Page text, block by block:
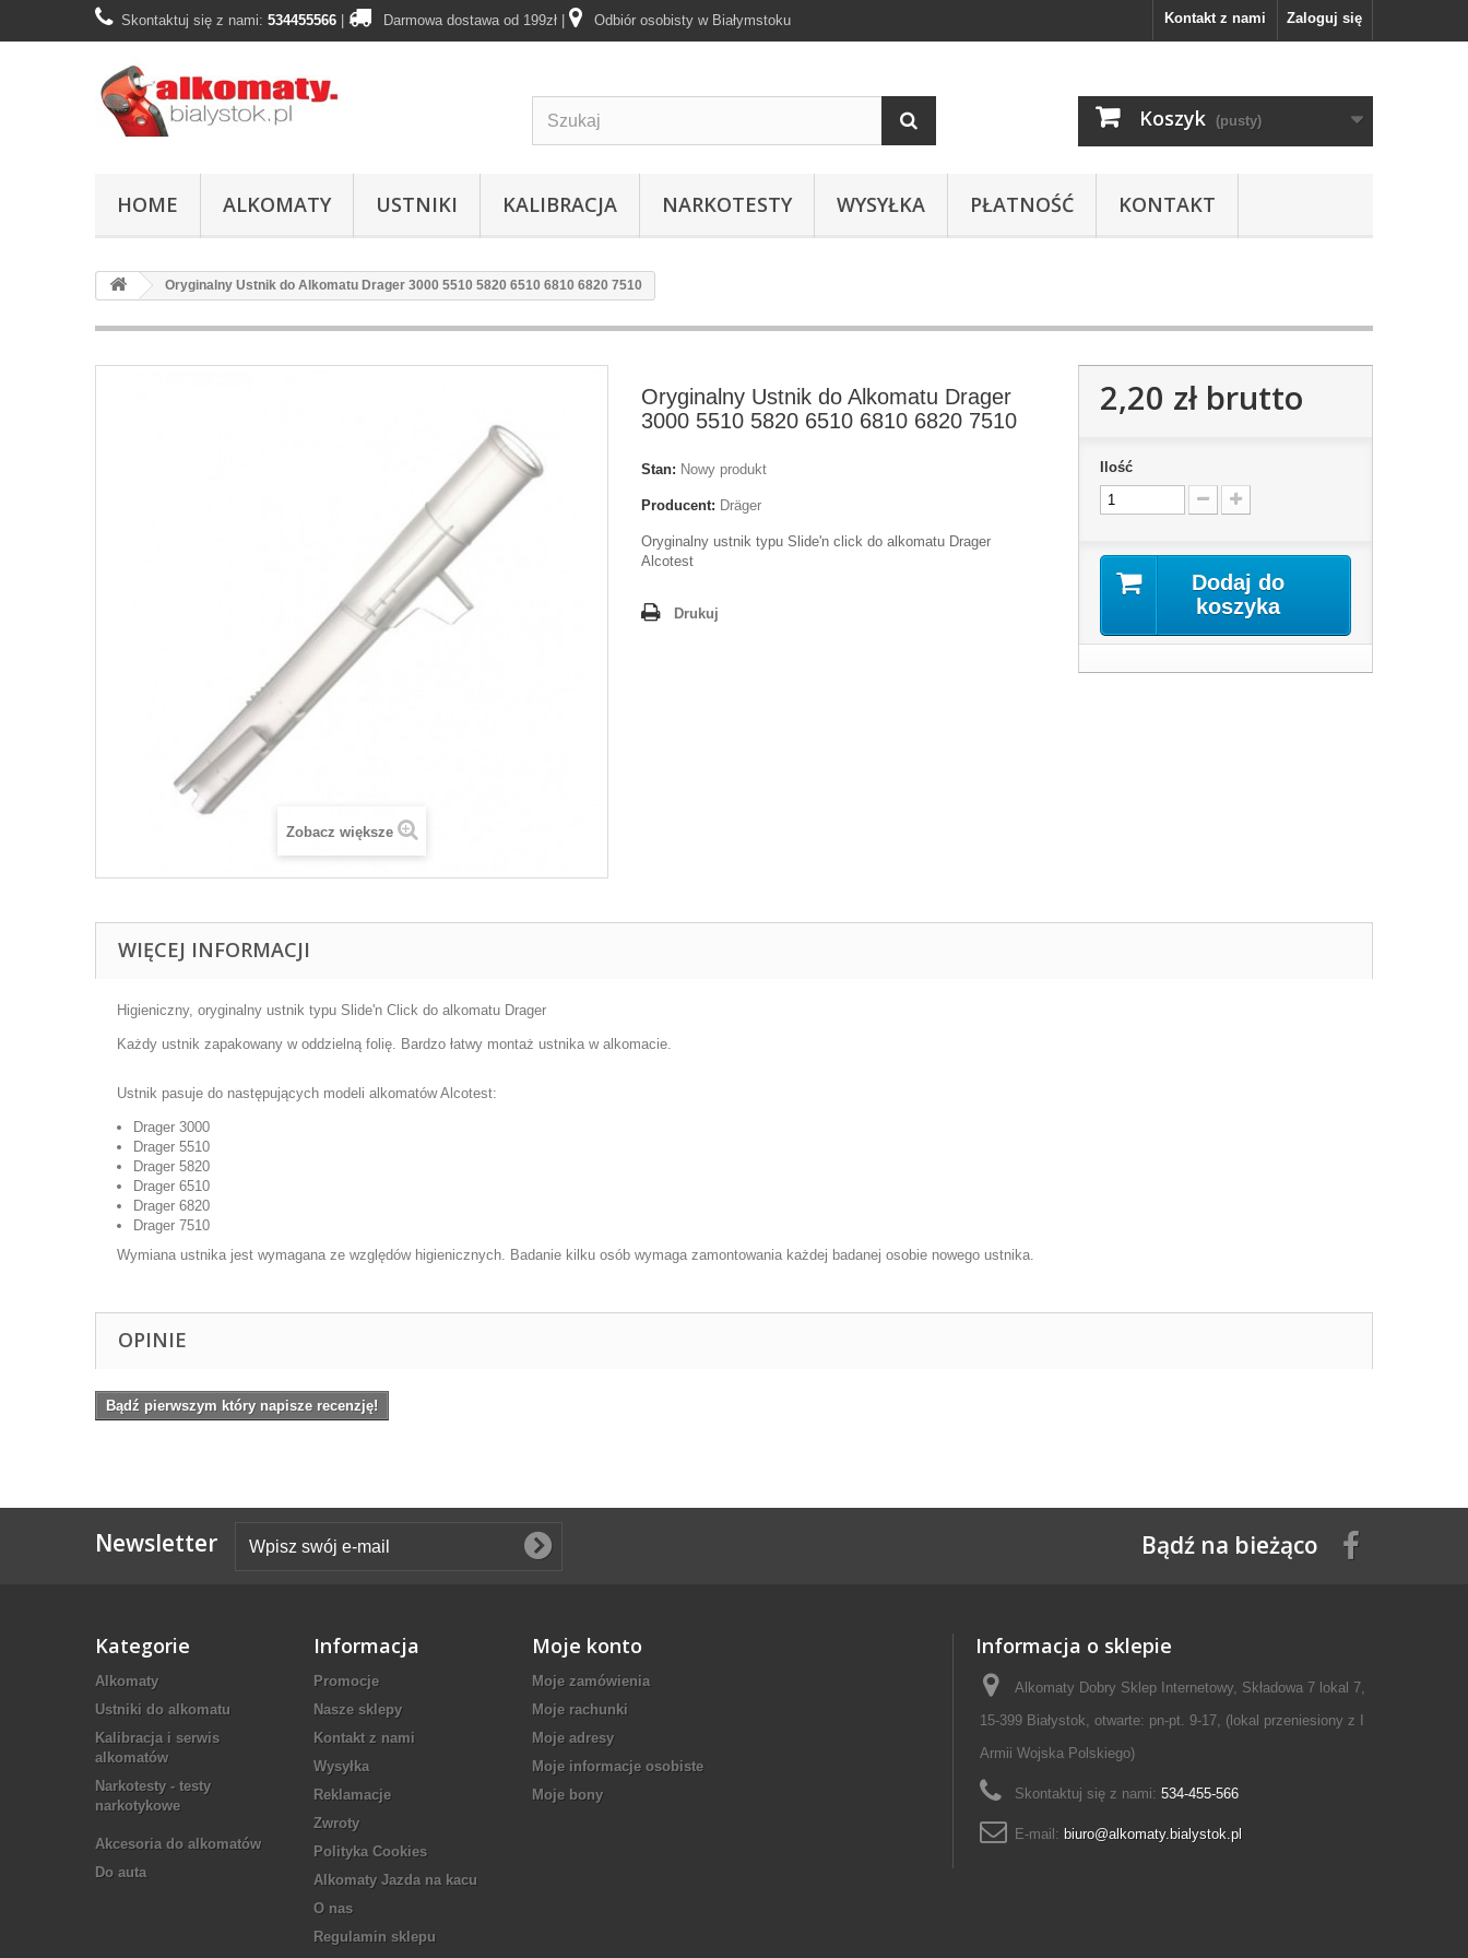
Zaloguj się
Kontakt z nami
Skontaktuj się z nami: 534455566 Darmowa dostawa od 199zł Odbiór osobisty w Białymstoku
Koszyk (pusty)
HOME ALKOMATY USTNIKI KALIBRACJA NARKOTESTY WYSYŁKA PŁATNOŚĆ KONTAKT
Oryginalny Ustnik do Alkomatu Drager 3000 5510 5820 6510 6810 6820 7510
Zobacz większe
Oryginalny Ustnik do Alkomatu Drager
3000 5510 5820 6510 6810 6820 7510
Stan: Nowy produkt
Producent: Dräger
Oryginalny ustnik typu Slide'n click do alkomatu Drager
Alcotest
Drukuj
2,20 złbrutto
Ilość
Dodaj do
koszyka
WIĘCEJ INFORMACJI
Higieniczny, oryginalny ustnik typu Slide'n Click do alkomatu Drager
Każdy ustnik zapakowany w oddzielną folię. Bardzo łatwy montaż ustnika w alkomacie.
Ustnik pasuje do następujących modeli alkomatów Alcotest:
Drager 3000
Drager 5510
Drager 5820
Drager 6510
Drager 6820
Drager 7510
Wymiana ustnika jest wymagana ze względów higienicznych. Badanie kilku osób wymaga zamontowania każdej badanej osobie nowego ustnika.
OPINIE
Bądź pierwszym który napisze recenzję!
Newsletter Bądź na bieżąco
Kategorie
Alkomaty
Ustniki do alkomatu
Kalibracja i serwis
alkomatów
Narkotesty - testy
narkotykowe
Akcesoria do alkomatów
Do auta
Informacja
Promocje
Nasze sklepy
Kontakt z nami
Wysyłka
Reklamacje
Zwroty
Polityka Cookies
Alkomaty Jazda na kacu
O nas
Regulamin sklepu
Moje konto
Moje zamówienia
Moje rachunki
Moje adresy
Moje informacje osobiste
Moje bony
Informacja o sklepie
Alkomaty Dobry Sklep Internetowy, Składowa 7 lokal 7,
15-399 Białystok, otwarte: pn-pt. 9-17, (lokal przeniesiony z I
Armii Wojska Polskiego)
Skontaktuj się z nami: 534-455-566
E-mail: biuro@alkomaty.bialystok.pl